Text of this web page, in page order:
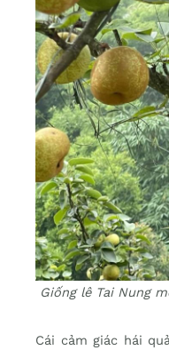
Giống lê Tai Nung
Cái cảm giác hái